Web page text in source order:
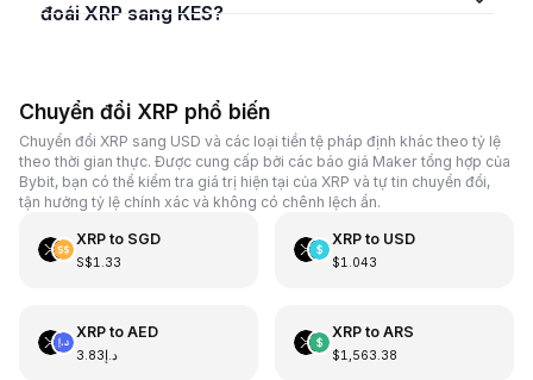
đoái XRP sang KES?
Chuyển đổi XRP phổ biến
Chuyển đổi XRP sang USD và các loại tiền tệ pháp định khác theo tỷ lệ
theo thời gian thực. Được cung cấp bởi các báo giá Maker tổng hợp của
Bybit, bạn có thể kiểm tra giá trị hiện tại của XRP và tự tin chuyển đổi,
tận hưởng tỷ lệ chính xác và không có chênh lệch ẩn.
XRPto SGD
S$1.33
XRPto USD
$1.043
XRPto AED
د.إ3.83
XRPto ARS
$1,563.38